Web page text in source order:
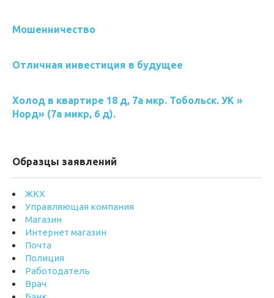
Мошенничество
Отличная инвестиция в будущее
Холод в квартире 18 д, 7а мкр. Тобольск. УК »
Норд» (7а микр, 6 д).
Образцы заявлений
ЖКХ
Управляющая компания
Магазин
Интернет магазин
Почта
Полиция
Работодатель
Врач